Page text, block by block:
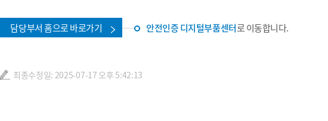
담당부서 홈으로 바로가기 안전인증 디지털부품센터로 이동합니다.
최종수정일: 2025-07-17 오후 5:42:13